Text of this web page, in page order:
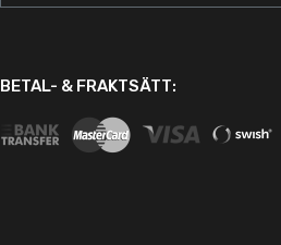
BETAL- & FRAKTSÄTT: